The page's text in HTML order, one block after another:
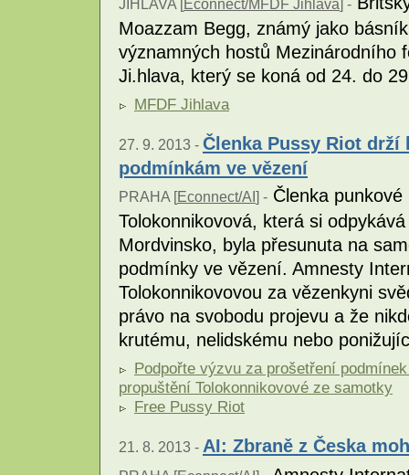
JIHLAVA [Econnect/MFDF Jihlava] -
Moazzam Begg, známý jako
významných hostů Mezinárodního
Ji.hlava, který se koná od 24. do
MFDF Jihlava
27. 9. 2013 - Členka Pussy Riot
podmínkám ve vězení
PRAHA [Econnect/AI ] - Členka
Tolokonnikovová, která si
Mordvinsko, byla přesunuta na
podmínky ve vězení. Amnesty
Tolokonnikovovou za vězenkyni
právo na svobodu projevu a že
krutému, nelidskému nebo
Podpořte výzvu za prošetření
propuštění Tolokonnikovové ze samotky
Free Pussy Riot
21. 8. 2013 - AI: Zbraně z Česka